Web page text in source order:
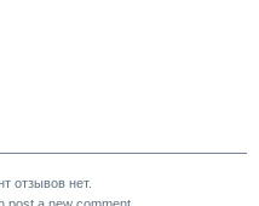
отзывов нет.